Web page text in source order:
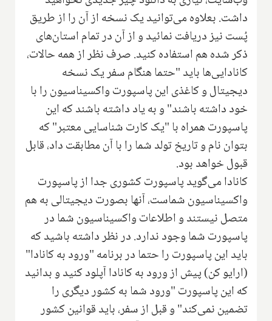
داشت. بعلاوه می‌توانید یک نسخه از آن را از طریق
پُست نیز دریافت نمائید و از آن در تمام استان‌های
ذکر شده هم استفاده کنید. صرف نظر از همه حالات،
کانادایی‌ها باید "حتما هنگام سفر یک نسخه
دیجیتال و کاغذی این پاسپورت واکسیناسیون را با
خود داشته باشند" و به یاد داشته باشند که این
پاسپورت همراه با "یک کارت شناسایی معتبر" که
بتوان نام و تاریخ تولد شما را با آن مطابقت داد، قابل
قبول خواهد بود.
کانادا می‌گوید پاسپورت کشوری جدا از پاسپورت
واکسیناسیون شماست، آنها بصورت دیجیتالی به هم
متصل نیستند و اطلاعات واکسیناسیون شما در
پاسپورت شما وجود ندارد. در نظر داشته باشید که
باید این پاسپورت را حتما در برنامه "ورود به کانادا"
(ارایو کن) پیش از ورود به کانادا آپلود کنید و بدانید
که این پاسپورت "ورود شما به کشور دیگری را
تضمین نمی‌کند" و قبل از سفر، باید قوانین کشور